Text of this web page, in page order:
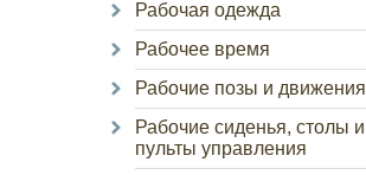
Рабочая одежда
Рабочее время
Рабочие позы и движения
Рабочие сиденья, столы и
пульты управления